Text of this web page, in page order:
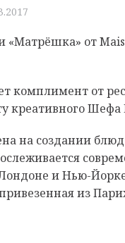
от
комплимент от
креативного Шефа
на создании
и Нью-
из